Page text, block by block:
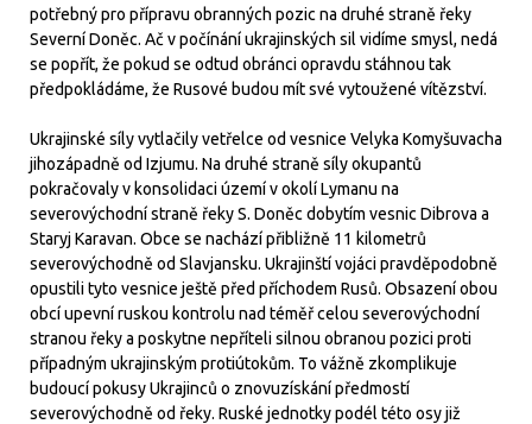
potřebný pro přípravu obranných pozic na druhé straně řeky
Severní Doněc. Ač v počínání ukrajinských sil vidíme smysl, nedá
se popřít, že pokud se odtud obránci opravdu stáhnou tak
předpokládáme, že Rusové budou mít své vytoužené vítězství.
Ukrajinské síly vytlačily vetřelce od vesnice Velyka Komyšuvacha
jihozápadně od Izjumu. Na druhé straně síly okupantů
pokračovaly v konsolidaci území v okolí Lymanu na
severovýchodní straně řeky S. Doněc dobytím vesnic Dibrova a
Staryj Karavan. Obce se nachází přibližně 11 kilometrů
severovýchodně od Slavjansku. Ukrajinští vojáci pravděpodobně
opustili tyto vesnice ještě před příchodem Rusů. Obsazení obou
obcí upevní ruskou kontrolu nad téměř celou severovýchodní
stranou řeky a poskytne nepříteli silnou obranou pozici proti
případným ukrajinským protiútokům. To vážně zkomplikuje
budoucí pokusy Ukrajinců o znovuzískání předmostí
severovýchodně od řeky. Ruské jednotky podél této osy již